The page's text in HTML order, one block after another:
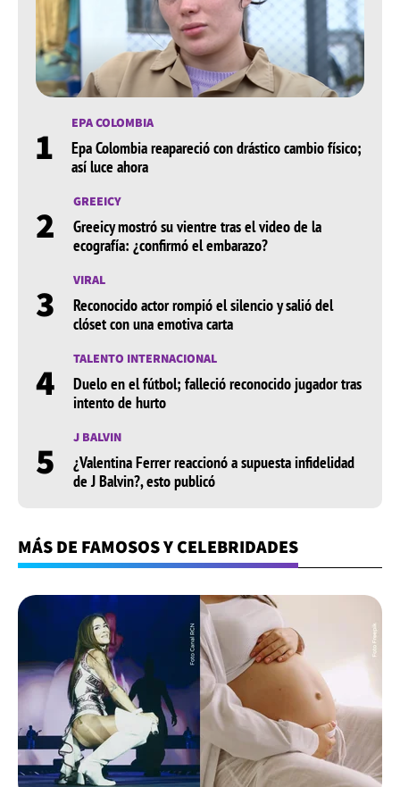
1 EPA COLOMBIA
Epa Colombia reapareció con drástico cambio físico;
así luce ahora
2 GREEICY
Greeicy mostró su vientre tras el video de la
ecografía: ¿confirmó el embarazo?
3 VIRAL
Reconocido actor rompió el silencio y salió del
clóset con una emotiva carta
4 TALENTO INTERNACIONAL
Duelo en el fútbol; falleció reconocido jugador tras
intento de hurto
5 J BALVIN
¿Valentina Ferrer reaccionó a supuesta infidelidad
de J Balvin?, esto publicó
MÁS DE FAMOSOS Y CELEBRIDADES